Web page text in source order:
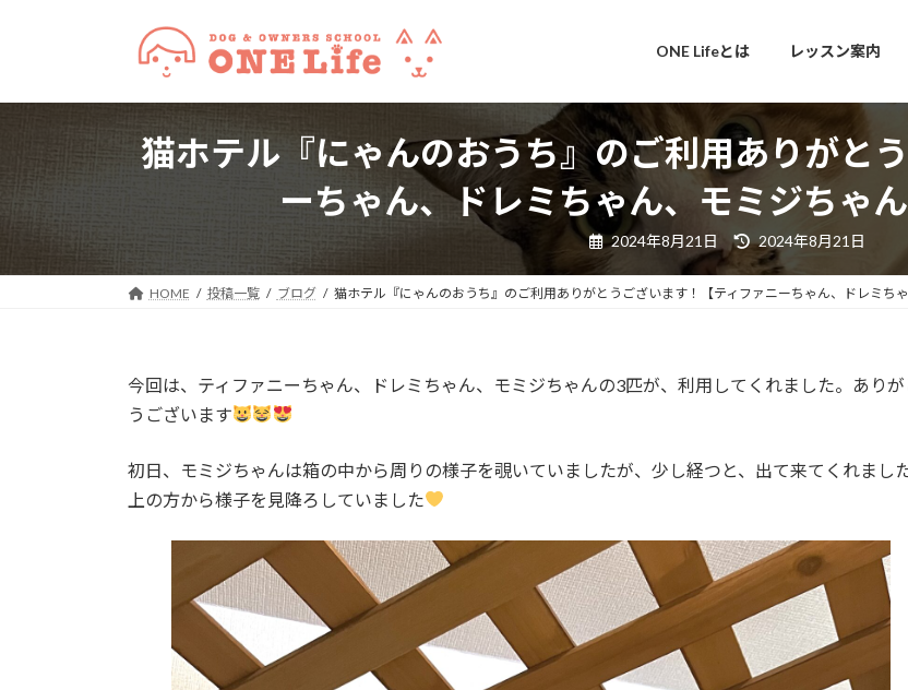
ッ
移
ONE Lifeとは レッスン案内
猫ホテル『にゃんのおうち』のご利用ありがと
ーちゃん、ドレミちゃん、モミジちゃ
2024年8月21日
最
終
更
新
日
2024年8月21日
HOME 投稿一覧 ブログ 猫ホテル『にゃんのおうち』のご利用ありがとうございます！【ティファニーちゃん、ドレミち
今回は、ティファニーちゃん、ドレミちゃん、モミジちゃんの3匹が、利用してくれました。ありが
うございます
初日、モミジちゃんは箱の中から周りの様子を覗いていましたが、少し経つと、出て来てくれまし
上の方から様子を見降ろしていました